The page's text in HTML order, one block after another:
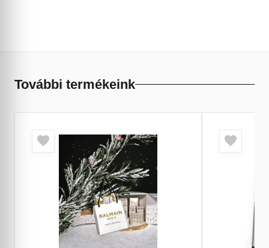
További termékeink